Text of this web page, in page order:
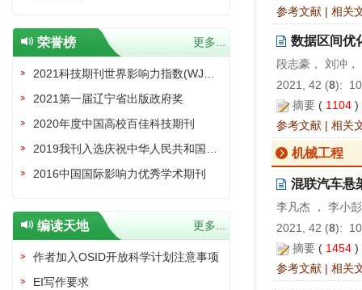
参考文献 | 相关
数据区间优
段志豪， 刘冲
2021, 42 (8):
摘要 ( 1104
参考文献 | 相关
机械工程
混联汽车悬
李凡杰 ， 李小
2021, 42 (8):
摘要 ( 1454
参考文献 | 相关
荣誉榜 更多...
2021第一届辽宁省出版政府奖
2020年度中国高校百佳科技期刊
2016中国国际影响力优秀学术期刊
编读天地 更多...
作者加入OSID开放科学计划注意事项
EI写作要求